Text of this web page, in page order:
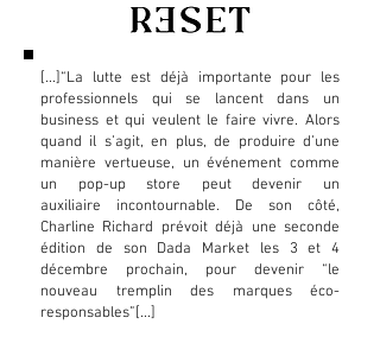
[...]“La lutte est déjà importante pour les
professionnels qui se lancent dans un
business et qui veulent le faire vivre. Alors
quand il s’agit, en plus, de produire d’une
manière vertueuse, un événement comme
un pop-up store peut devenir un
auxiliaire incontournable. De son côté,
Charline Richard prévoitdéjà une seconde
édition de son Dada Market les 3 et 4
décembre prochain, pour devenir “le
nouveau tremplin des marques éco-
responsables”[...]